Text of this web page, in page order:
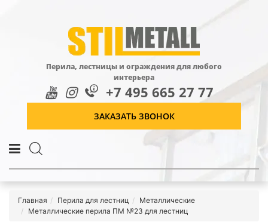
Перила, лестницы и ограждения для любого
интерьера
+7 495 665 27 77
ЗАКАЗАТЬ ЗВОНОК
Главная Перила для лестниц
Металлические
Металлические перила ПМ №23 для лестниц